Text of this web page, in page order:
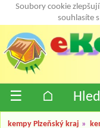
Soubory cookie
souhlasíte
☰ ⌂
kempy Plzeňský kraj »